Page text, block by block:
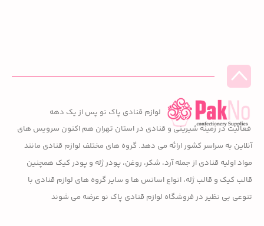
لوازم قنادی پاک نو پس از یک دهه
فعالیت در زمینه شیرینی و قنادی در استان تهران هم اکنون سرویس های
آنلاین به سراسر کشور ارائه می دهد. گروه های مختلف لوازم قنادی مانند
مواد اولیه قنادی از جمله آرد، شکر، روغن، پودر ژله و پودر کیک همچنین
قالب کیک و قالب ژله، انواع اسانس ها و سایر گروه های لوازم قنادی با
تنوعی بی نظیر در فروشگاه لوازم قنادی پاک نو عرضه می شوند